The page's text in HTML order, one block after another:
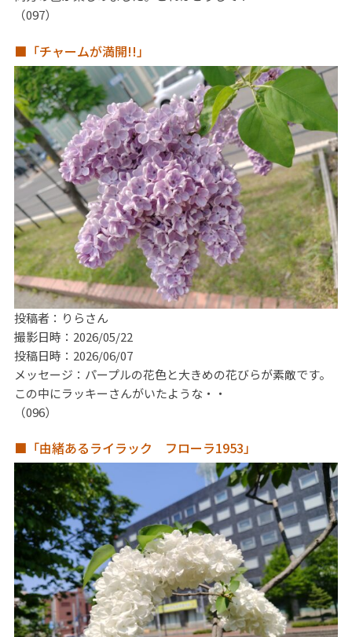
（097）
■「チャームが満開!!」
投稿者：りらさん
撮影日時：2026/05/22
投稿日時：2026/06/07
メッセージ：パープルの花色と大きめの花びらが素敵です。
この中にラッキーさんがいたような・・
（096）
■「由緒あるライラック フローラ1953」